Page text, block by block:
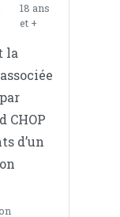
18 ans
et +
la
CHOP
d’un